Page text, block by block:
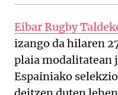
Eibar Rugby
izango da hilaren
plaia modalitatean
Espainiako